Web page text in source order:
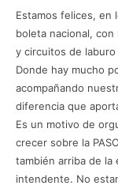
Estamos felices, en
boleta nacional,
y circuitos de
Donde hay mucho
acompañando
diferencia que
Es un motivo de
crecer sobre la
también arriba de
intendente. No